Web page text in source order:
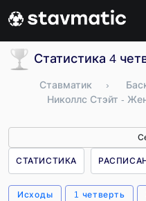
Статистика 4
Ставматик ›
Николлс Стэйт -
СТАТИСТИКА
Исходы 1 четверть